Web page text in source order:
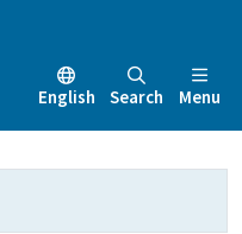
English Search Menu